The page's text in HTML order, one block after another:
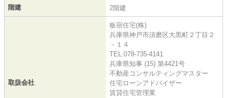
階建 2階建
取扱会社
板宿住宅(株)
兵庫県神戸市須磨区大黒町２丁目２
－１４
TEL:078-735-4141
兵庫県知事 (15) 第4421号
不動産コンサルティングマスター
住宅ローンアドバイザー
賃貸住宅管理業